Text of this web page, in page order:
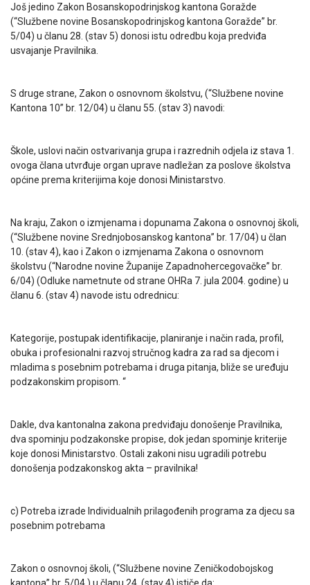
Još jedino Zakon Bosanskopodrinjskog kantona Goražde
(“Službene novine Bosanskopodrinjskog kantona Goražde” br.
5/04) u članu 28. (stav 5) donosi istu odredbu koja predviđa
usvajanje Pravilnika.
S druge strane, Zakon o osnovnom školstvu, (“Službene novine
Kantona 10” br. 12/04) u članu 55. (stav 3) navodi:
Škole, uslovi način ostvarivanja grupa i razrednih odjela iz stava 1.
ovoga člana utvrđuje organ uprave nadležan za poslove školstva
općine prema kriterijima koje donosi Ministarstvo.
Na kraju, Zakon o izmjenama i dopunama Zakona o osnovnoj školi,
(“Službene novine Srednjobosanskog kantona” br. 17/04) u član
10. (stav 4), kao i Zakon o izmjenama Zakona o osnovnom
školstvu (“Narodne novine Županije Zapadnohercegovačke” br.
6/04) (Odluke nametnute od strane OHRa 7. jula 2004. godine) u
članu 6. (stav 4) navode istu odrednicu:
Kategorije, postupak identifikacije, planiranje i način rada, profil,
obuka i profesionalni razvoj stručnog kadra za rad sa djecom i
mladima s posebnim potrebama i druga pitanja, bliže se uređuju
podzakonskim propisom. “
Dakle, dva kantonalna zakona predviđaju donošenje Pravilnika,
dva spominju podzakonske propise, dok jedan spominje kriterije
koje donosi Ministarstvo. Ostali zakoni nisu ugradili potrebu
donošenja podzakonskog akta – pravilnika!
c) Potreba izrade Individualnih prilagođenih programa za djecu sa
posebnim potrebama
Zakon o osnovnoj školi, (“Službene novine Zeničkodobojskog
kantona” br. 5/04.) u članu 24. (stav 4) ističe da: